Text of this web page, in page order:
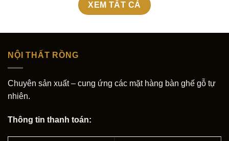
XEM TẤT CẢ
NỘI THẤT RỒNG
Chuyên sản xuất – cung ứng các mặt hàng bàn ghế gỗ tự
nhiên.
Thông tin thanh toán: